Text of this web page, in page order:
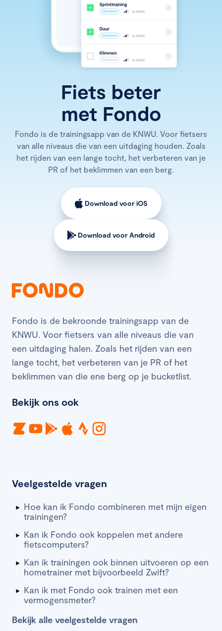
Fiets beter
met Fondo
Fondo is de trainingsapp van de KNWU. Voor fietsers
van alle niveaus die van een uitdaging houden. Zoals
het rijden van een lange tocht, het verbeteren van je
PR of het beklimmen van een berg.
Download voor iOS
Download voor Android
Fondo is de bekroonde trainingsapp van de
KNWU. Voor fietsers van alle niveaus die van
een uitdaging halen. Zoals het rijden van een
lange tocht, het verbeteren van je PR of het
beklimmen van die ene berg op je bucketlist.
Bekijk ons ook
Veelgestelde vragen
Hoe kan ik Fondo combineren met mijn eigen
trainingen?
Kan ik Fondo ook koppelen met andere
fietscomputers?
Kan ik trainingen ook binnen uitvoeren op een
hometrainer met bijvoorbeeld Zwift?
Kan ik met Fondo ook trainen met een
vermogensmeter?
Bekijk alle veelgestelde vragen